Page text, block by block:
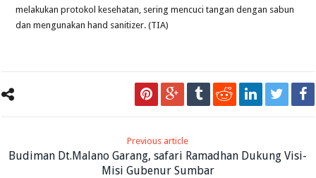
melakukan protokol kesehatan, sering mencuci tangan dengan sabun
dan mengunakan hand sanitizer. (TIA)
Previous article
Budiman Dt.Malano Garang, safari Ramadhan Dukung Visi-
Misi Gubenur Sumbar